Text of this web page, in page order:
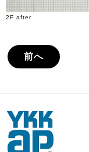
2F after
前へ